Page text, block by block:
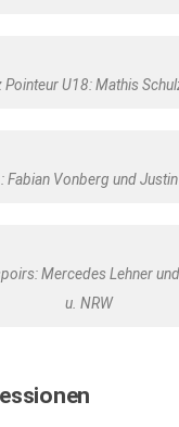
Pointeur U18: Mathis
Fabian Vonberg und
Mercedes Lehner
u. NRW